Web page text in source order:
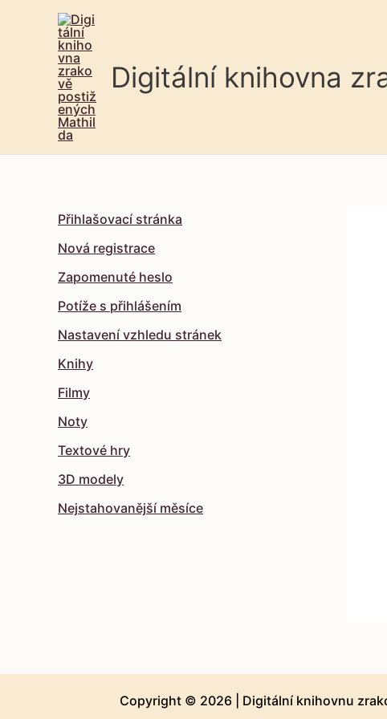
Digitální knihovna
Přihlašovací stránka
Nová registrace
Zapomenuté heslo
Potíže s přihlášením
Nastavení vzhledu stránek
Knihy
Filmy
Noty
Textové hry
3D modely
Nejstahovanější měsíce
Copyright © 2026 | Digitální knihovnu